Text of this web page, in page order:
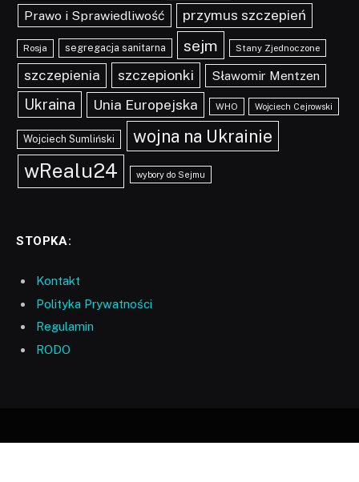
Prawo i Sprawiedliwość przymus szczepień
Rosja segregacja sanitarna sejm Stany Zjednoczone
szczepienia szczepionki Sławomir Mentzen
Ukraina Unia Europejska WHO Wojciech Cejrowski
Wojciech Sumliński wojna na Ukrainie
wRealu24 wybory do Sejmu
STOPKA:
Kontakt
Polityka Prywatności
Regulamin
RODO